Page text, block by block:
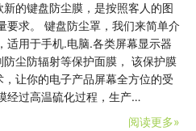
的键盘防尘膜，是按照客人的图
要求。 键盘防尘罩，我们来简单介
适用于手机.电脑.各类屏幕显示器
尘防辐射等保护面膜， 该保护膜
让你的电子产品屏幕全方位的受
经过高温硫化过程，生产…
阅读更多»